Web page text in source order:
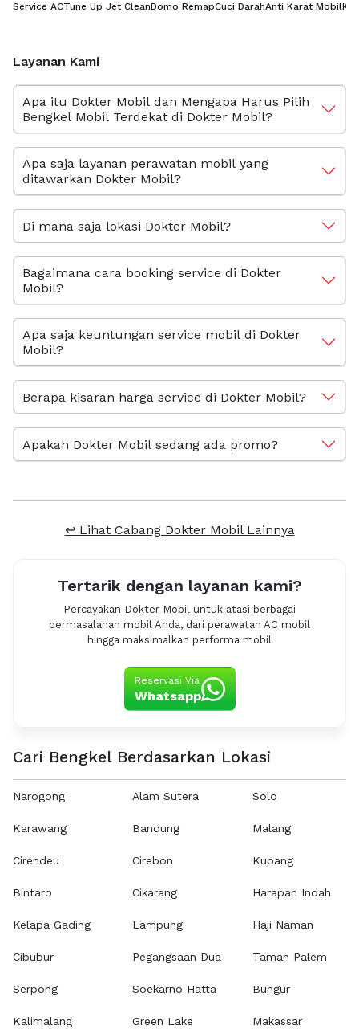
Service ACTune Up Jet CleanDomo RemapCuci DarahAnti Karat Mobil
Layanan Kami
Apa itu Dokter Mobil dan Mengapa Harus Pilih
Bengkel Mobil Terdekat di Dokter Mobil?
Apa saja layanan perawatan mobil yang
ditawarkan Dokter Mobil?
Di mana saja lokasi Dokter Mobil?
Bagaimana cara booking service di Dokter
Mobil?
Apa saja keuntungan service mobil di Dokter
Mobil?
Berapa kisaran harga service di Dokter Mobil?
Apakah Dokter Mobil sedang ada promo?
↩ Lihat Cabang Dokter Mobil Lainnya
Tertarik dengan layanan kami?
Percayakan Dokter Mobil untuk atasi berbagai
permasalahan mobil Anda, dari perawatan AC mobil
hingga maksimalkan performa mobil
Reservasi Via
Whatsapp
Cari Bengkel Berdasarkan Lokasi
Narogong
Karawang
Cirendeu
Bintaro
Kelapa Gading
Cibubur
Serpong
Kalimalang
Alam Sutera
Bandung
Cirebon
Cikarang
Lampung
Pegangsaan Dua
Soekarno Hatta
Green Lake
Solo
Malang
Kupang
Harapan Indah
Haji Naman
Taman Palem
Bungur
Makassar